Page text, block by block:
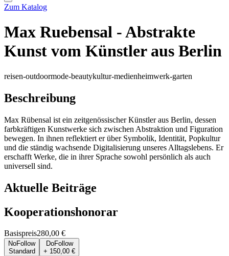
Zum Katalog
Max Ruebensal - Abstrakte
Kunst vom Künstler aus Berlin
reisen-outdoormode-beautykultur-medienheimwerk-garten
Beschreibung
Max Rübensal ist ein zeitgenössischer Künstler aus Berlin, dessen
farbkräftigen Kunstwerke sich zwischen Abstraktion und Figuration
bewegen. In ihnen reflektiert er über Symbolik, Identität, Popkultur
und die ständig wachsende Digitalisierung unseres Alltagslebens. Er
erschafft Werke, die in ihrer Sprache sowohl persönlich als auch
universell sind.
Aktuelle Beiträge
Kooperationshonorar
Basispreis280,00 €
NoFollow
Standard
DoFollow
+ 150,00 €